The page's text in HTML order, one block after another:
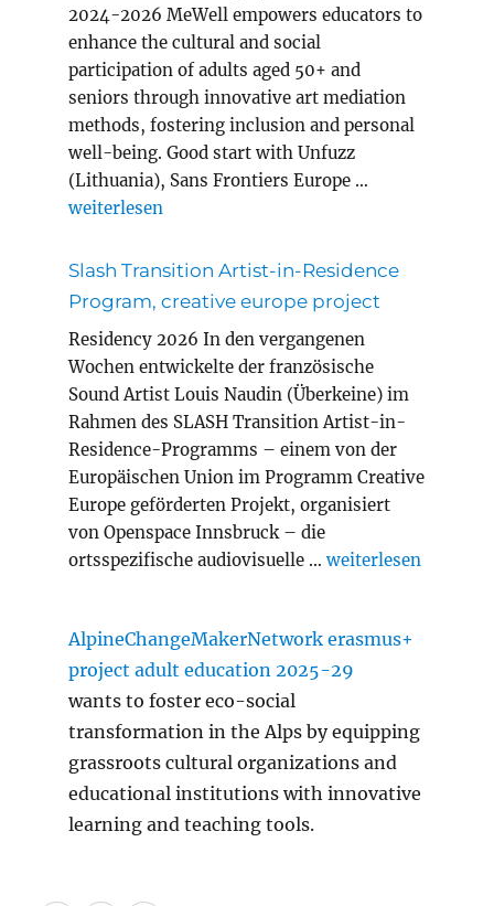
2024-2026 MeWell empowers educators to
enhance the cultural and social
participation of adults aged 50+ and
seniors through innovative art mediation
methods, fostering inclusion and personal
well-being. Good start with Unfuzz
(Lithuania), Sans Frontiers Europe …
„MEWELL erasmus+ project adult education“
weiterlesen
Slash Transition Artist-in-Residence
Program, creative europe project
Residency 2026 In den vergangenen
Wochen entwickelte der französische
Sound Artist Louis Naudin (Überkeine) im
Rahmen des SLASH Transition Artist-in-
Residence-Programms – einem von der
Europäischen Union im Programm Creative
Europe geförderten Projekt, organisiert
von Openspace Innsbruck – die
ortsspezifische audiovisuelle …„Slash Transition
weiterlesen
AlpineChangeMakerNetwork erasmus+
project adult education 2025-29
wants to foster eco-social
transformation in the Alps by equipping
grassroots cultural organizations and
educational institutions with innovative
learning and teaching tools.